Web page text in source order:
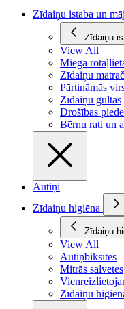
Zīdaiņu istaba un
Zīdaiņu
View All
Miega
Zīdaiņu
Pārtināmās
Zīdaiņu gultas
Drošības
Bērnu rati un
Autiņi
Zīdaiņu higiēna
Zīdaiņu
View All
Autiņbiksītes
Mitrās salvetes
Zīdaiņu